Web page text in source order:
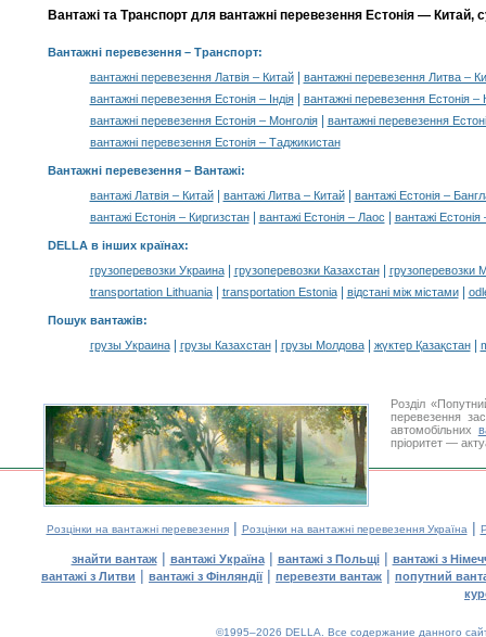
Вантажі та Транспорт для вантажні перевезення Естонія — Китай,
Вантажні перевезення– Транспорт:
вантажні перевезення Латвія – Китай|
вантажні перевезення Литва –
вантажні перевезення Естонія – Індія|
вантажні перевезення Естонія –
вантажні перевезення Естонія – Монголія|
вантажні перевезення
вантажні перевезення Естонія – Таджикистан
Вантажні перевезення – Вантажі:
вантажі Латвія – Китай| вантажі Литва – Китай|
вантажі Естонія –
вантажі Естонія – Киргизстан| вантажі Естонія – Лаос вантажі Естонія
DELLA в інших країнах:
грузоперевозки Украина| грузоперевозки Казахстан|
грузоперевозки
transportation Lithuania| transportation Estonia| відстані між містами|
Пошук вантажів:
грузы Украина| грузы Казахстан| грузы Молдова| жүктер Қазақстан|
Розділ
перевезення
автомобільних
пріоритет —
Розцінки на вантажні перевезення| Розцінки на вантажні перевезення Україна |
знайти вантаж| вантажі Україна| вантажі з Польщі| вантажі з
вантажі з Литви | вантажі з Фінляндії| перевезти вантаж | попутний
©1995–2026 DELLA. Все содержание данного